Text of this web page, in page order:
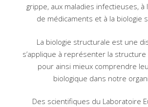
grippe, aux maladies infectieuses, à
de médicaments et à la biologie
La biologie structurale est une
s’applique à représenter la
pour ainsi mieux comprendre
biologique dans notre
Des scientifiques du Laboratoire